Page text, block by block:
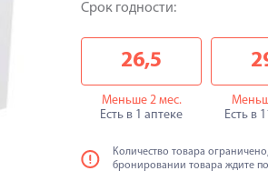
Срок годности:
26,5
Меньше 2 мес.
Есть в 1 аптеке
Есть в
Количество товара
бронировании товара ждите